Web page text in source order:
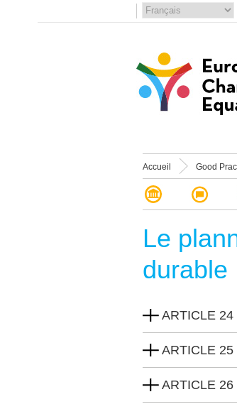
Accueil Good
Le
durable
ARTICLE
ARTICLE
ARTICLE